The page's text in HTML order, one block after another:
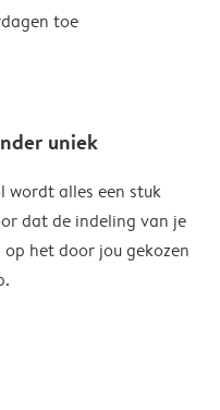
toe
uniek
wordt alles een stuk
dat de indeling van je
het door jou gekozen